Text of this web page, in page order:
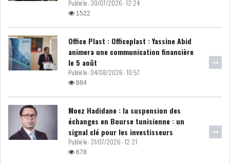
ALGÉRIE MAROC
MAURITANIE
Publié le : 30/07/2026 - 12:24
1522
Office Plast : Officeplast : Yassine Abid
animera une communication financière
le 5 août
Publié le : 04/08/2026 - 10:57
884
Moez Hadidane : la suspension des
échanges en Bourse tunisienne : un
signal clé pour les investisseurs
Publié le : 31/07/2026 - 12:21
678